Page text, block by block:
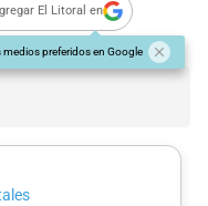
El Litoral en
medios preferidos en Google